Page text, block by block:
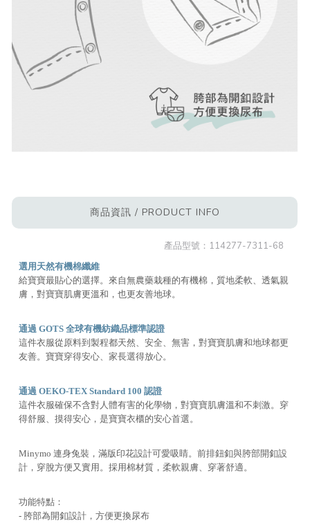
商品資訊 / PRODUCT INFO
產品型號： 114277-7311-68
選用天然有機棉纖維
給寶寶最貼心的選擇。來自無農藥栽種的有機棉，質地柔軟、透氣親
膚，對寶寶肌膚更溫和，也更友善地球。
通過 GOTS 全球有機紡織品標準認證
這件衣服從原料到製程都天然、安全、無害，對寶寶肌膚和地球都更
友善。寶寶穿得安心、家長選得放心。
通過 OEKO-TEX Standard 100 認證
這件衣服確保不含對人體有害的化學物，對寶寶肌膚溫和不刺激。穿
得舒服、摸得安心，是寶寶衣櫃的安心首選。
Minymo 連身兔裝，滿版印花設計可愛吸睛。前排鈕釦與胯部開釦設
計，穿脫方便又實用。採用棉材質，柔軟親膚、穿著舒適。
功能特點：
- 胯部為開釦設計，方便更換尿布